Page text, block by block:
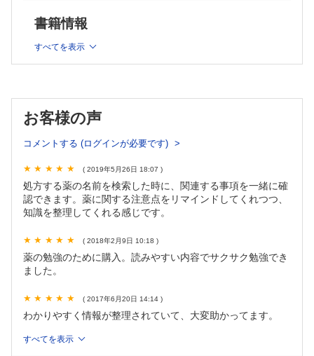
14 β2刺激薬は吸入ステロイドと一緒に！
15 抗コリン薬は吸入でも副作用がある!?
16 吸入法の違いを知ろう
17 テオフィリンの血中濃度を測ろう！
18 意外と多い！ アスピリン喘息
19 COPDの患者さんにβ遮断薬は使ってよい？
21 中枢性鎮咳薬のエビデンス...？
column 咳・嚥下反射を促す薬剤 ─誤嚥性肺炎の予防
column 生物学的製剤と感染症
巻頭 熊本宣言2013─糖尿病治療のパラダイムシフト
22 低血糖回避にインスリン!?
24 スルホニル尿素（SU）薬の三戒
25 DPP-4阻害薬は低血糖のリスクが低いけれど...
column SGLT2阻害薬
書籍情報
すべてを表示
お客様の声
コメントする (ログインが必要です)
( 2019年5月26日 18:07 )
処方する薬の名前を検索した時に、関連する事項を一緒に確
認できます。薬に関する注意点をリマインドしてくれつつ、
知識を整理してくれる感じです。
( 2018年2月9日 10:18 )
薬の勉強のために購入。読みやすい内容でサクサク勉強でき
ました。
( 2017年6月20日 14:14 )
わかりやすく情報が整理されていて、大変助かってます。
すべてを表示